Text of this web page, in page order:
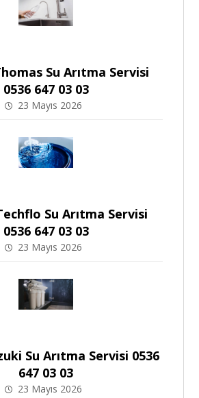
Su Arıtma Servisi
0536 647 03 03
23 Mayıs 2026
Su Arıtma Servisi
0536 647 03 03
23 Mayıs 2026
Su Arıtma Servisi 0536
647 03 03
23 Mayıs 2026